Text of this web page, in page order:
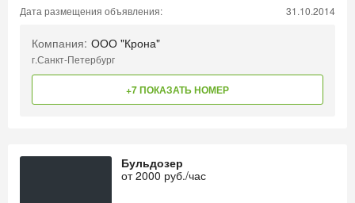
Дата размещения объявления: 31.10.2014
Компания: ООО "Крона"
г.Санкт-Петербург
+7 ПОКАЗАТЬ НОМЕР
Бульдозер
от2000 руб./час